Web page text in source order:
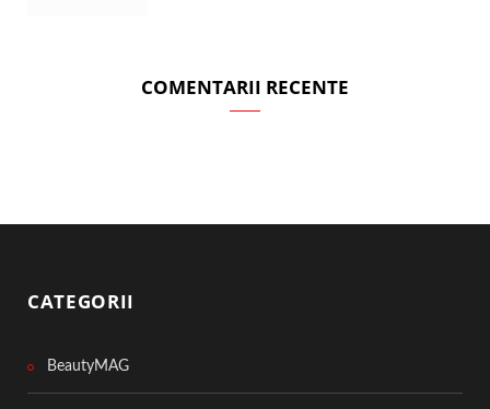
COMENTARII RECENTE
CATEGORII
BeautyMAG